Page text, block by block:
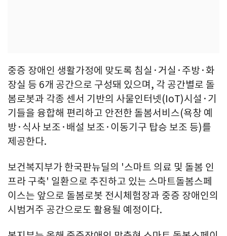
중증 장애인 생활가정에 맞도록 침실·거실·주방·화
장실 등 6개 공간으로 구성돼 있으며, 각 공간별로 돌
봄로봇과 각종 센서 기반의 사물인터넷(IoT)시설·기
기들을 융합해 편리하고 안전한 돌봄서비스(욕창 예
방·식사 보조·배설 보조·이동기구 탑승 보조 등)를
제공한다.
보건복지부가 한국판뉴딜의 '스마트 의료 및 돌봄 인
프라 구축' 일환으로 추진하고 있는 스마트돌봄스페
이스는 앞으로 돌봄로봇 전시체험장과 중증 장애인의
시범거주 공간으로도 활용될 예정이다.